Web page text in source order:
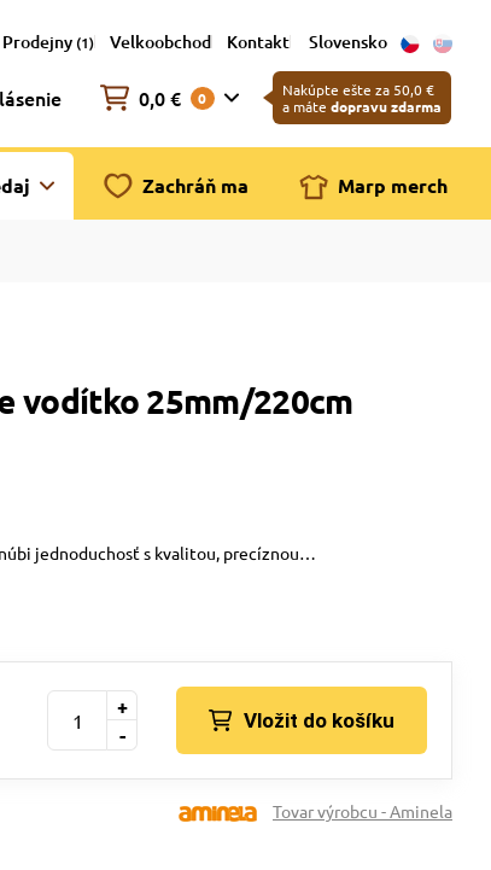
Prodejny (1) Velkoobchod Kontakt Slovensko
0,0 € 0
Nakúpte ešte za 50,0 €
a máte dopravu zdarma
Zachráň ma Marp merch
vodítko 25mm/220cm
jednoduchosť s kvalitou, precíznou…
-
+
Vložit do košíku
Tovar výrobcu - Aminela